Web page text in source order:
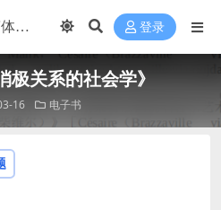
登录
极关系的社会学》
16 电子书